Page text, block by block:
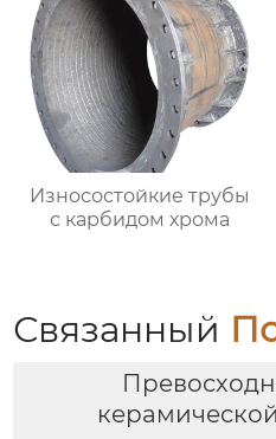
Износостойкие трубы
с карбидом хрома
Связанный